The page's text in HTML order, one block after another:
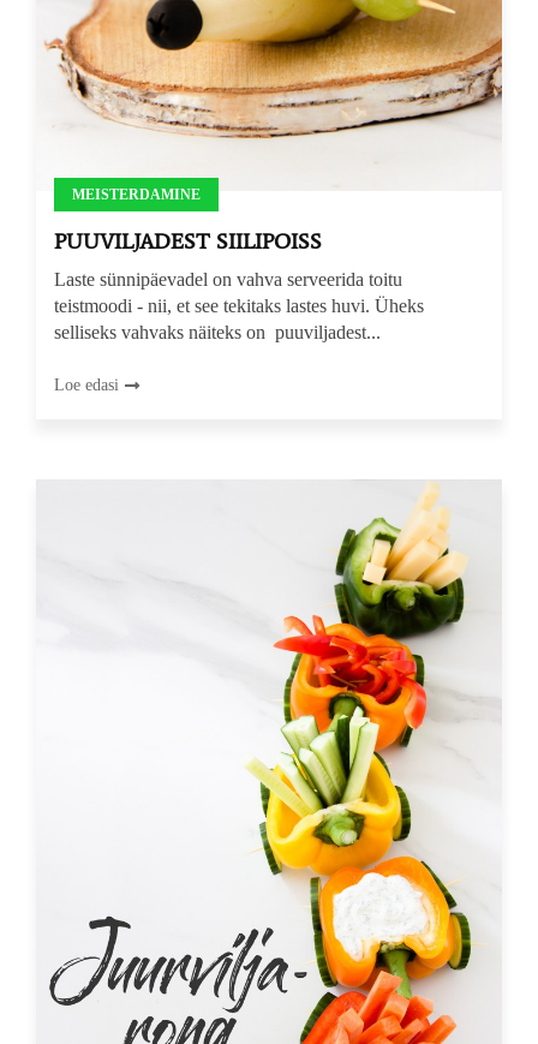
MEISTERDAMINE
PUUVILJADEST SIILIPOISS
Laste sünnipäevadel on vahva serveerida toitu
teistmoodi - nii, et see tekitaks lastes huvi. Üheks
selliseks vahvaks näiteks on puuviljadest...
Loe edasi